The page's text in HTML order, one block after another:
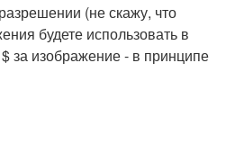
(не скажу, что
будете использовать в
за изображение - в принципе